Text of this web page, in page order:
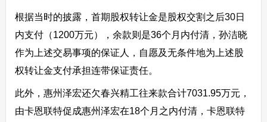
根据当时的披露，首期股权转让金是股权交割之后30日
内支付（1200万元），余款则是36个月内付清，孙洁晓
作为上述交易事项的保证人，自愿及无条件地为上述股
权转让金支付承担连带保证责任。
此外，惠州泽宏还欠春兴精工往来款合计7031.95万元，
由卡恩联特促成惠州泽宏在18个月之内付清，卡恩联特